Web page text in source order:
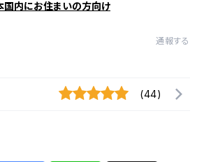
国内にお住まいの方向け
通報する
(44)